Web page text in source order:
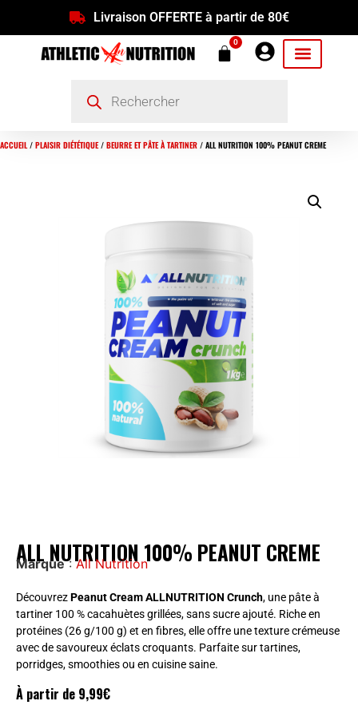
Livraison OFFERTE à partir de 80€
0
ACCUEIL/ PLAISIR DIÉTÉTIQUE/ BEURRE ET PÂTE À TARTINER / ALL NUTRITION 100% PEANUT CREME
ALL NUTRITION 100% PEANUT CREME
Marque:All Nutrition
DécouvrezPeanut Cream ALLNUTRITION Crunch, une pâte à
tartiner 100 % cacahuètes grillées, sans sucre ajouté. Riche en
protéines (26 g/100 g) et en fibres, elle offre une texture crémeuse
avec de savoureux éclats croquants. Parfaite sur tartines,
porridges, smoothies ou en cuisine saine.
À partir de 9,99€